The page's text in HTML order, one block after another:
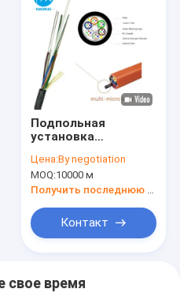
Подпольная
установка
воздуходующего
волоконно-
оптического кабеля
Цена:By negotiation
MOQ:10000 м
Получить последнюю цену
Контакт
свое время